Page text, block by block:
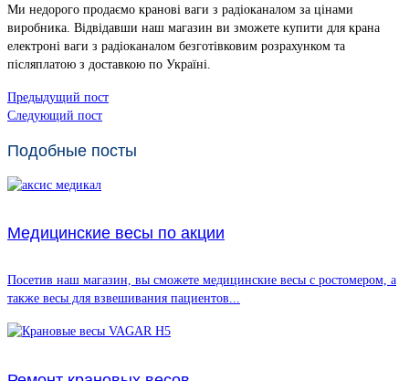
Ми недорого продаємо кранові ваги з радіоканалом за цінами
виробника. Відвідавши наш магазин ви зможете купити для крана
електроні ваги з радіоканалом безготівковим розрахунком та
післяплатою з доставкою по Україні.
Предыдущий пост
Следующий пост
Подобные посты
Медицинские весы по акции
Посетив наш магазин, вы сможете медицинские весы с ростомером, а
также весы для взвешивания пациентов...